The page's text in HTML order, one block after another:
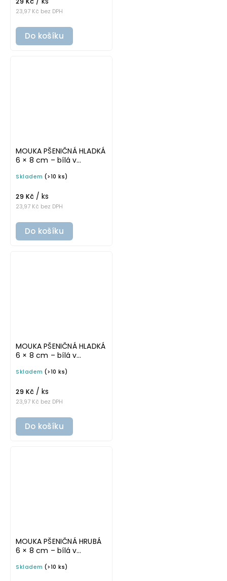
23,97 Kč bez DPH
Do košíku
MOUKA PŠENIČNÁ HLADKÁ
6 × 8 cm – bílá v
omyvatelná samolepka
Skladem (>10 ks)
23,97 Kč bez DPH
29 Kč / ks
Do košíku
MOUKA PŠENIČNÁ HLADKÁ
6 × 8 cm – bílá v
omyvatelná samolepka
Skladem (>10 ks)
23,97 Kč bez DPH
29 Kč / ks
Do košíku
MOUKA PŠENIČNÁ HRUBÁ
6 × 8 cm – bílá v
omyvatelná samolepka
Skladem (>10 ks)